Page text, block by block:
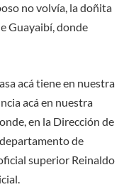
no volvía, la doñita
Guayaibí, donde
acá tiene en nuestra
acá en nuestra
en la Dirección de
de
superior Reinaldo